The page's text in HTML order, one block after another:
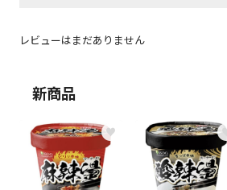
レビューはまだありません
新商品
♥